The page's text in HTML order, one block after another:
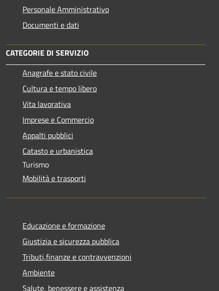
Personale Amministrativo
Documenti e dati
CATEGORIE DI SERVIZIO
Anagrafe e stato civile
Cultura e tempo libero
Vita lavorativa
Imprese e Commercio
Appalti pubblici
Catasto e urbanistica
Turismo
Mobilità e trasporti
Educazione e formazione
Giustizia e sicurezza pubblica
Tributi,finanze e contravvenzioni
Ambiente
Salute, benessere e assistenza